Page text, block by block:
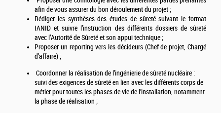
afin de vous assurer du bon déroulement du projet ;
Rédiger les synthèses des études de sûreté suivant le format
IANID et suivre l’instruction des différents dossiers de sûreté
avec l’Autorité de Sûreté et son appui technique ;
Proposer un reporting vers les décideurs (Chef de projet, Chargé
d’affaire) ;
Coordonner la réalisation de l’ingénierie de sûreté nucléaire :
suivi des exigences de sûreté en lien avec les différents corps de
métier pour toutes les phases de vie de l’installation, notamment
la phase de réalisation ;